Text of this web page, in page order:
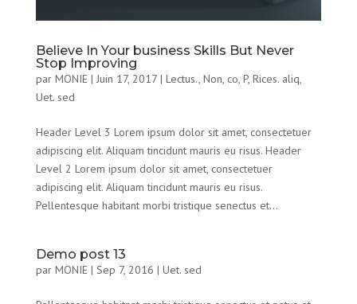
Believe In Your business Skills But Never
Stop Improving
par MONIE | Juin 17, 2017| Lectus. Non, co P, Rices. aliq
Uet. sed
Header Level 3 Lorem ipsum dolor sit amet, consectetuer
adipiscing elit. Aliquam tincidunt mauris eu risus. Header
Level 2 Lorem ipsum dolor sit amet, consectetuer
adipiscing elit. Aliquam tincidunt mauris eu risus.
Pellentesque habitant morbi tristique senectus et...
Demo post 13
par MONIE | Sep 7, 2016 | Uet. sed